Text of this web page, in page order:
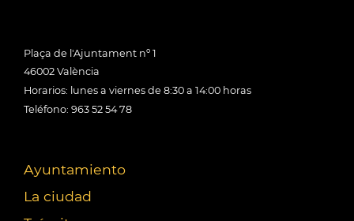
Plaça de l'Ajuntament nº 1
46002 València
Horarios: lunes a viernes de 8:30 a 14:00 horas
Teléfono: 963 52 54 78
Ayuntamiento
La ciudad